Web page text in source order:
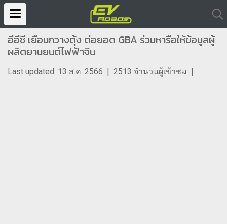
อีอีซี เยือนกวางตุ้ง ต่อยอด GBA ร่วมหารือให้ข้อมูลผู้
ผลิตยานยนต์ไฟฟ้าจีน
Last updated: 13 ส.ค. 2566 | 2513 จำนวนผู้เข้าชม |